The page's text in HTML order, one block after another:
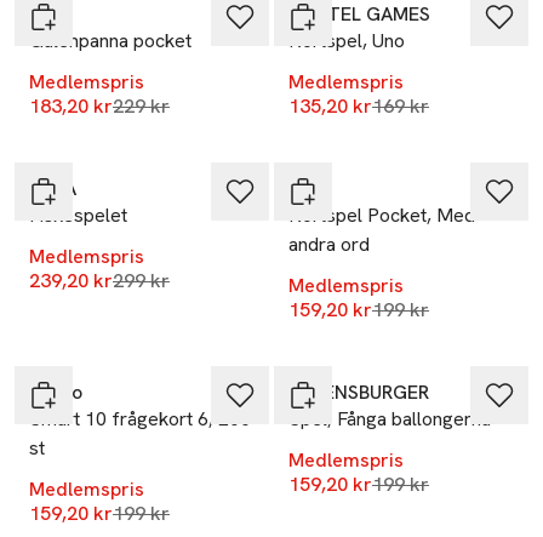
ALF
Galenpanna pocket
Medlemspris
183,20 krLägsta pris 30 dagar
229 kr
MATTEL GAMES
Kortspel, Uno
Medlemspris
135,20 krLägsta pris 30
169 kr
ALGA
Fiskespelet
Medlemspris
239,20 krLägsta pris 30 dagar
299 kr
ALF
Kortspel Pocket, Med
andra ord
Medlemspris
159,20 krLägsta pris 30
199 kr
Peliko
Smart 10 frågekort 6, 200
st
Medlemspris
159,20 krLägsta pris 30 dagar
199 kr
RAVENSBURGER
Spel, Fånga ballongerna
Medlemspris
159,20 krLägsta pris 30
199 kr